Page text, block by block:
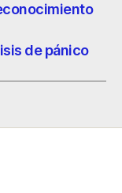
de pánico